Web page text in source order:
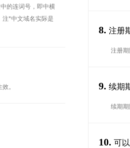
的连词号，即中横
注*中文域名实际是
。
8. 注册
注册期
9. 续期
续期
10. 可